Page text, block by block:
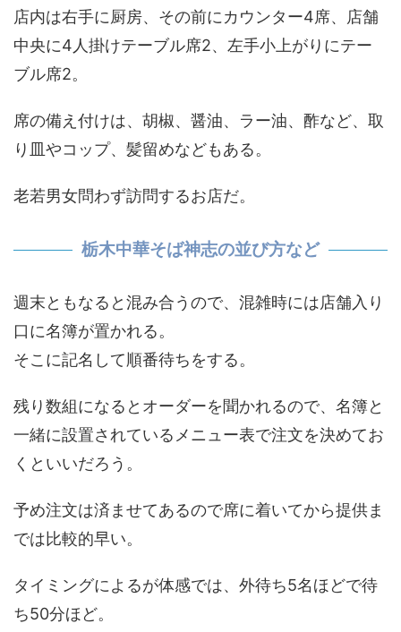
店内は右手に厨房、その前にカウンター4席、店舗
中央に4人掛けテーブル席2、左手小上がりにテー
ブル席2。
席の備え付けは、胡椒、醤油、ラー油、酢など、取
り皿やコップ、髪留めなどもある。
老若男女問わず訪問するお店だ。
栃木中華そば神志の並び方など
週末ともなると混み合うので、混雑時には店舗入り
口に名簿が置かれる。
そこに記名して順番待ちをする。
残り数組になるとオーダーを聞かれるので、名簿と
一緒に設置されているメニュー表で注文を決めてお
くといいだろう。
予め注文は済ませてあるので席に着いてから提供ま
では比較的早い。
タイミングによるが体感では、外待ち5名ほどで待
ち50分ほど。